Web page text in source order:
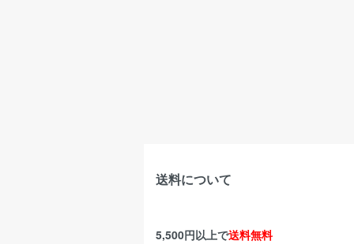
送料について
5,500円以上で送料無料